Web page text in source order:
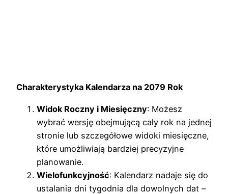
Charakterystyka Kalendarza na 2079 Rok
Widok Roczny i Miesięczny: Możesz
wybrać wersję obejmującą cały rok na jednej
stronie lub szczegółowe widoki miesięczne,
które umożliwiają bardziej precyzyjne
planowanie.
Wielofunkcyjność: Kalendarz nadaje się do
ustalania dni tygodnia dla dowolnych dat –